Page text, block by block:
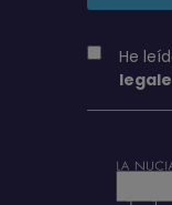
He